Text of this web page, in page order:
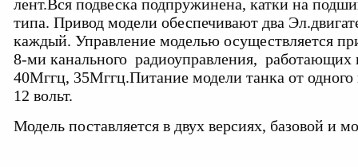
лент.Вся подвеска подпружинена, катки на
типа. Привод модели обеспечивают два
каждый. Управление моделью осуществляется
8-ми канального радиоуправления, работающих
40Мггц, 35Мггц.Питание модели танка от
12 вольт.
Модель поставляется в двух версиях, базовой и